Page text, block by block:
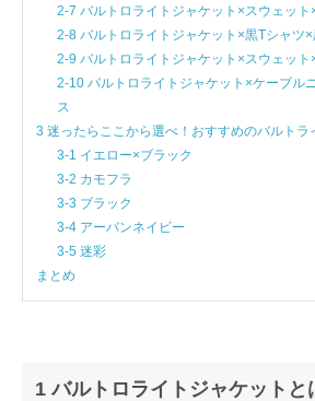
2-7 バルトロライトジャケット×スウェット
2-8 バルトロライトジャケット×黒Tシャツ
2-9 バルトロライトジャケット×スウェット
2-10 バルトロライトジャケット×ケーブル
ス
3 迷ったらここから選べ！おすすめのバルトラ
3-1 イエロー×ブラック
3-2 カモフラ
3-3 ブラック
3-4 アーバンネイビー
3-5 迷彩
まとめ
1 バルトロライトジャケットと